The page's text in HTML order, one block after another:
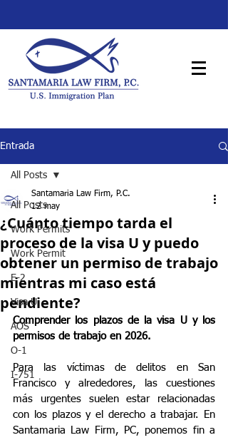
Entrada
All Posts
Work Permits
Work Permit
E-2
Visa U
AOS
O-1
I-751
All Posts
¿Cuánto tiempo tarda el
proceso de la visa U y puedo
obtener un permiso de trabajo
mientras mi caso está
pendiente?
Santamaria Law Firm, P.C.
12 may
Comprender los plazos de la visa U y los
permisos de trabajo en 2026.
Para las víctimas de delitos en San
Francisco y alrededores, las cuestiones
más urgentes suelen estar relacionadas
con los plazos y el derecho a trabajar. En
Santamaria Law Firm, PC, ponemos fin a